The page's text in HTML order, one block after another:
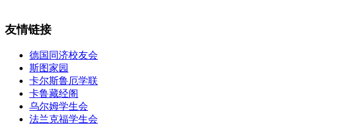
友情链接
德国同济校友会
斯图家园
卡尔斯鲁厄学联
卡鲁藏经阁
乌尔姆学生会
法兰克福学生会